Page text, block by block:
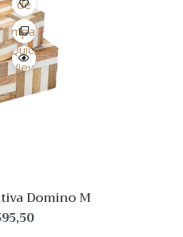
de
Desejo
Quick
View
Domino M